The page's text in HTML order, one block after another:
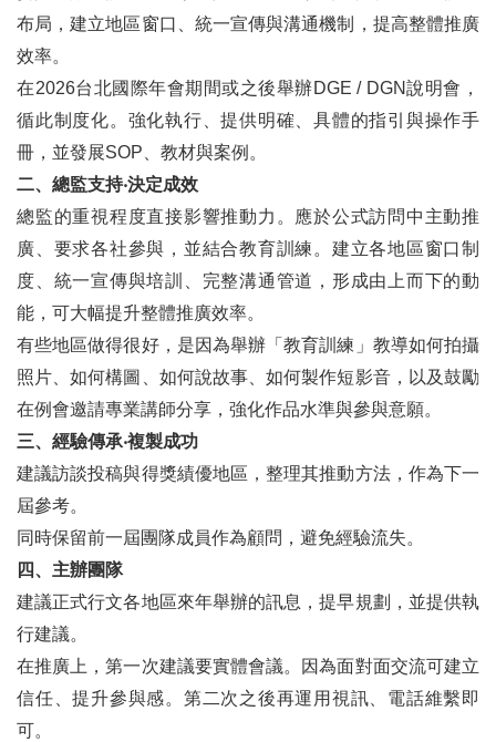
布局，建立地區窗口、統一宣傳與溝通機制，提高整體推廣
效率。
在2026台北國際年會期間或之後舉辦DGE / DGN說明會，
循此制度化。強化執行、提供明確、具體的指引與操作手
冊，並發展SOP、教材與案例。
二、總監支持‧決定成效
總監的重視程度直接影響推動力。應於公式訪問中主動推
廣、要求各社參與，並結合教育訓練。建立各地區窗口制
度、統一宣傳與培訓、完整溝通管道，形成由上而下的動
能，可大幅提升整體推廣效率。
有些地區做得很好，是因為舉辦「教育訓練」教導如何拍攝
照片、如何構圖、如何說故事、如何製作短影音，以及鼓勵
在例會邀請專業講師分享，強化作品水準與參與意願。
三、經驗傳承‧複製成功
建議訪談投稿與得獎績優地區，整理其推動方法，作為下一
屆參考。
同時保留前一屆團隊成員作為顧問，避免經驗流失。
四、主辦團隊
建議正式行文各地區來年舉辦的訊息，提早規劃，並提供執
行建議。
在推廣上，第一次建議要實體會議。因為面對面交流可建立
信任、提升參與感。第二次之後再運用視訊、電話維繫即
可。